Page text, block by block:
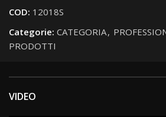
COD: 12018S
Categorie: CATEGORIA,
PRODOTTI
VIDEO